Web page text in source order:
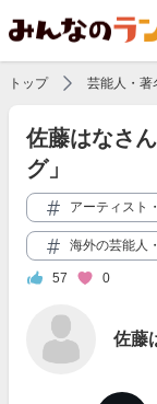
トップ 芸能人・著
佐藤はなさ
グ」
アーティスト
海外の芸能人
57 0
佐藤